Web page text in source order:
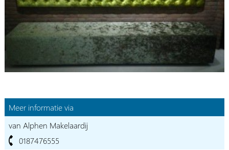
Meer informatie via
van Alphen Makelaardij
0187476555